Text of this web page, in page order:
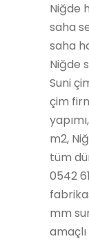
Niğde
saha
saha
Niğde
Suni
çim
m2,
tüm
0542
mm